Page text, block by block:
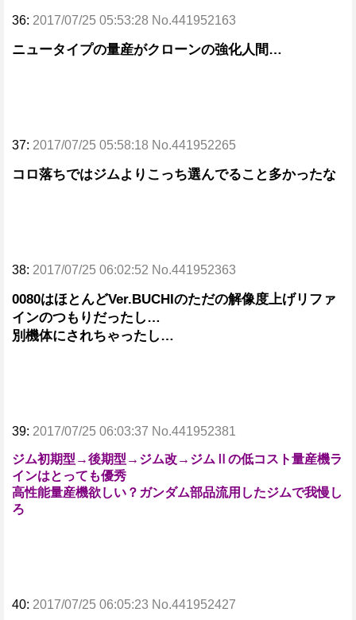
36: 2017/07/25 05:53:28 No.441952163
ニュータイプの量産がクローンの強化人間…
37: 2017/07/25 05:58:18 No.441952265
コロ落ちではジムよりこっち選んでること多かったな
38: 2017/07/25 06:02:52 No.441952363
0080はほとんどVer.BUCHIのただの解像度上げリファ
インのつもりだったし…
別機体にされちゃったし…
39: 2017/07/25 06:03:37 No.441952381
ジム初期型→後期型→ジム改→ジムⅡの低コスト量産機ラ
インはとっても優秀
高性能量産機欲しい？ガンダム部品流用したジムで我慢し
ろ
40: 2017/07/25 06:05:23 No.441952427